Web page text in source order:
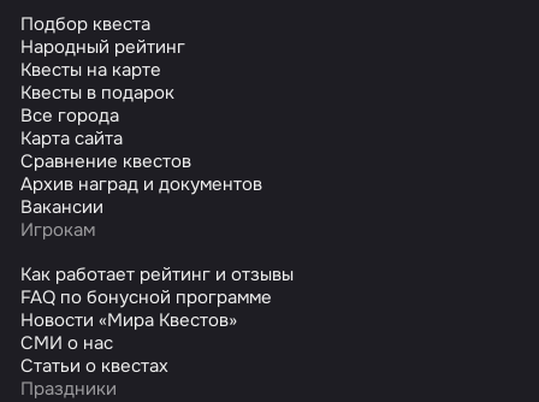
Подбор квеста
Народный рейтинг
Квесты на карте
Квесты в подарок
Все города
Карта сайта
Сравнение квестов
Архив наград и документов
Вакансии
Игрокам
Как работает рейтинг и отзывы
FAQ по бонусной программе
Новости «Мира Квестов»
СМИ о нас
Статьи о квестах
Праздники